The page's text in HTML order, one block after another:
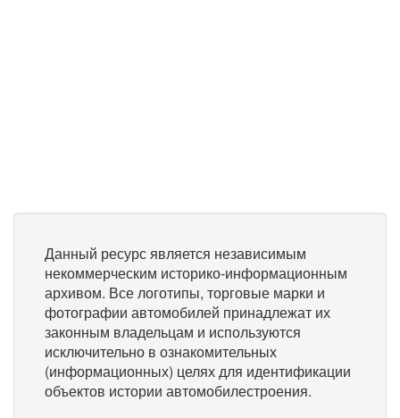
Данный ресурс является независимым
некоммерческим историко-информационным
архивом. Все логотипы, торговые марки и
фотографии автомобилей принадлежат их
законным владельцам и используются
исключительно в ознакомительных
(информационных) целях для идентификации
объектов истории автомобилестроения.